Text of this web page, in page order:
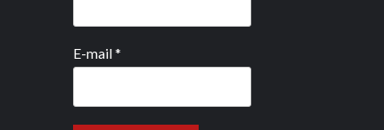
E-mail*